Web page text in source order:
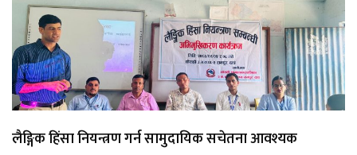
लैङ्गिक हिंसा नियन्त्रण गर्न सामुदायिक सचेतना आवश्यक